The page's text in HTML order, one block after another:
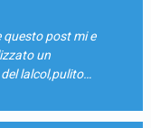
post mi e
un
lalcol,pulito…